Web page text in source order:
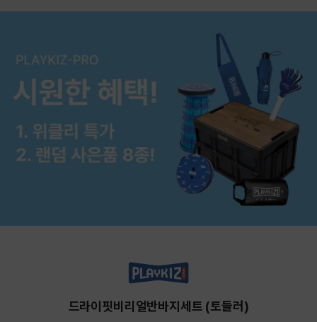
드라이핏비리얼반바지세트 (토들러)